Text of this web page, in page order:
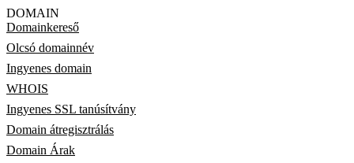
DOMAIN
Domainkereső
Olcsó domainnév
Ingyenes domain
WHOIS
Ingyenes SSL tanúsítvány
Domain átregisztrálás
Domain Árak